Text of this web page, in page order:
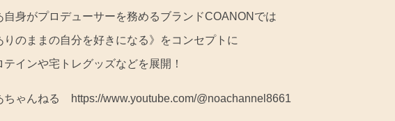
自身がプロデューサーを務めるブランドCOANONでは
りのままの自分を好きになる》をコンセプトに
テインや宅トレグッズなどを展開！
ちゃんねる https://www.youtube.com/@noachannel8661